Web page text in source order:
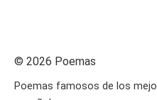
© 2026 Poemas
Poemas famosos de los